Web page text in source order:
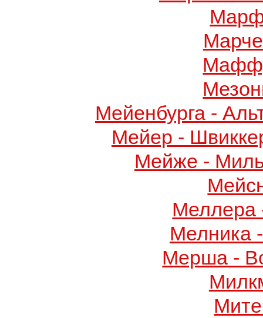
Мейенбурга -
Мейер -
Мейже -
Меллера
Мелника
Мерша -